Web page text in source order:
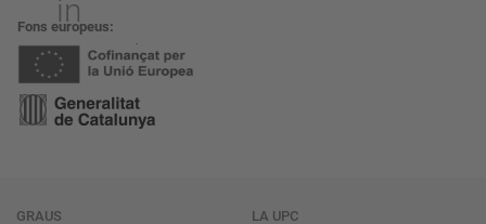
Fons europeus
GRAUS
LA UPC